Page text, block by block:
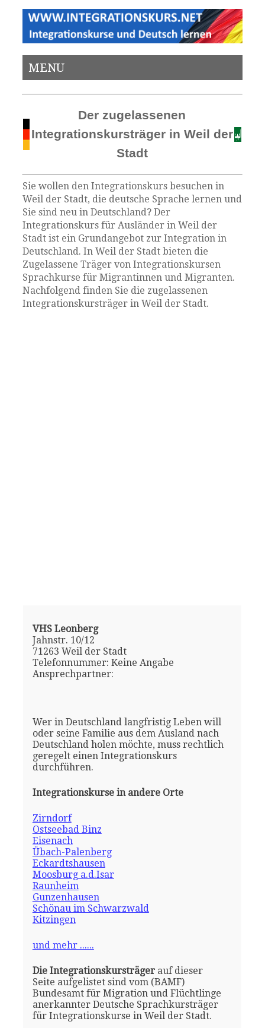
MENU
Der zugelassenen
Integrationskursträger in Weil der
Stadt
Sie wollen den Integrationskurs besuchen in
Weil der Stadt, die deutsche Sprache lernen und
Sie sind neu in Deutschland? Der
Integrationskurs für Ausländer in Weil der
Stadt ist ein Grundangebot zur Integration in
Deutschland. In Weil der Stadt bieten die
Zugelassene Träger von Integrationskursen
Sprachkurse für Migrantinnen und Migranten.
Nachfolgend finden Sie die zugelassenen
Integrationskursträger in Weil der Stadt.
VHS Leonberg
Jahnstr. 10/12
71263 Weil der Stadt
Telefonnummer: Keine Angabe
Ansprechpartner:
Wer in Deutschland langfristig Leben will
oder seine Familie aus dem Ausland nach
Deutschland holen möchte, muss rechtlich
geregelt einen Integrationskurs
durchführen.
Integrationskurse in andere Orte
Zirndorf
Ostseebad Binz
Eisenach
Übach-Palenberg
Eckardtshausen
Moosburg a.d.Isar
Raunheim
Gunzenhausen
Schönau im Schwarzwald
Kitzingen
und mehr ......
Die Integrationskursträgerauf dieser
Seite aufgelistet sind vom (BAMF)
Bundesamt für Migration und Flüchtlinge
anerkannter Deutsche Sprachkursträger
für Integrationskurse in Weil der Stadt.